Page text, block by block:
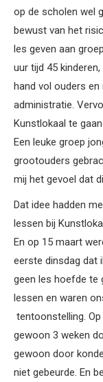
op de scholen wel
bewust van het
les geven aan
uur tijd 45
hand vol ouders en
administratie.
Kunstlokaal te
Een leuke groep
grootouders
mij het gevoel dat
Dat idee hadden
lessen bij
En op 15 maart
eerste dinsdag dat
geen les hoefde te
lessen en waren
tentoonstelling.
gewoon 3 weken
gewoon door
niet gebeurde. En